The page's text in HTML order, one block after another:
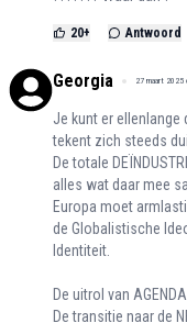
20+ Antwoord
Georgia 27 maart 2025
Je kunt er
tekent zich steeds
De totale
alles wat daar mee
Europa moet
de Globalistische
Identiteit.
De uitrol van
De transitie naar de